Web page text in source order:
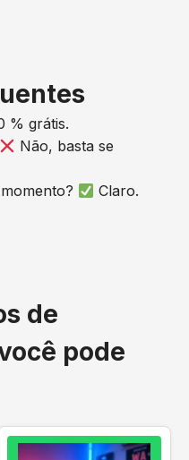
% grátis.
Não, basta se
Claro.
de
pode